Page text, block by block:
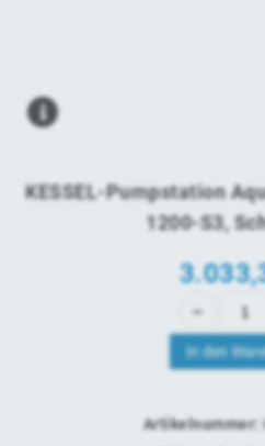
KESSEL-Pumpstation
1200-S3,
In den
Artikelnummer: